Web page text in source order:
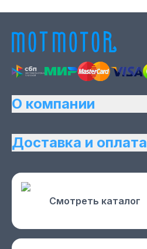
О компании
Доставка и оплата
Смотреть каталог